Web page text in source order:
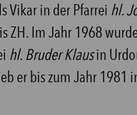
Vikar in der Pfarrei hl.
ZH. Im Jahr 1968
hl. Bruder Klausin
er bis zum Jahr 1981